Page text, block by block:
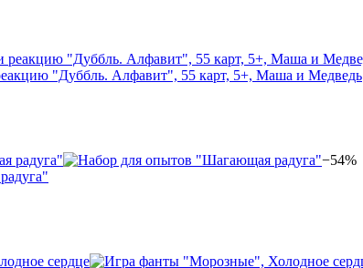
"Дуббль. Алфавит", 55 карт, 5+, Маша и Медведь
−54%